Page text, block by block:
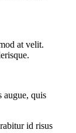
at velit.
augue, quis
id risus